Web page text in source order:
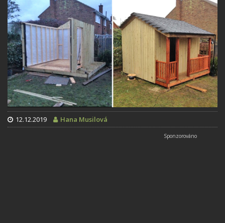
12.12.2019 Hana Musilová